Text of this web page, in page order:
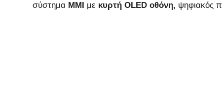
σύστημα MMI με κυρτή OLED οθόνη, ψηφιακός